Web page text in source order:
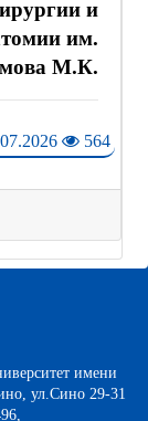
и
им.
М.К.
564
имени
ул.Сино 29-31